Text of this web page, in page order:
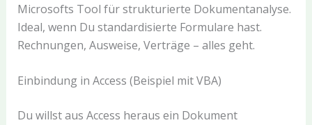
Microsofts Tool für strukturierte Dokumentanalyse.
Ideal, wenn Du standardisierte Formulare hast.
Rechnungen, Ausweise, Verträge – alles geht.
Einbindung in Access (Beispiel mit VBA)
Du willst aus Access heraus ein Dokument